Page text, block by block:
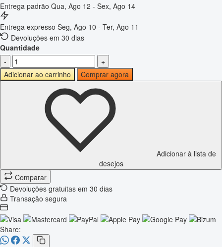
Entrega padrão Qua, Ago 12 - Sex, Ago 14
Entrega expresso Seg, Ago 10 - Ter, Ago 11
Devoluções em 30 dias
Quantidade
-
+
Adicionar ao carrinho
Comprar agora
Adicionar à lista de
desejos
Comparar
Devoluções gratuitas em 30 dias
Transação segura
Share: